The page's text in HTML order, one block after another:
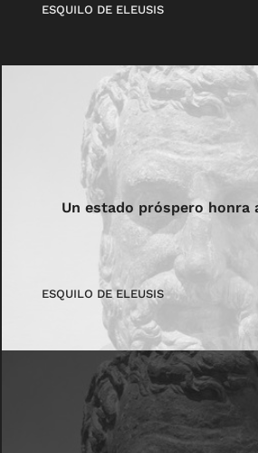
ESQUILO DE ELEUSIS
Un estado próspero honra
ESQUILO DE ELEUSIS